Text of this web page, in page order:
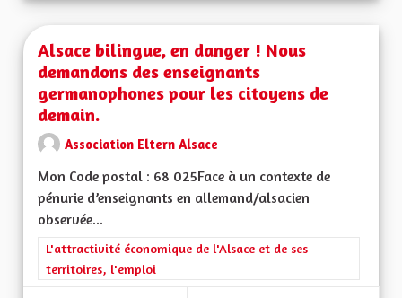
Alsace bilingue, en danger ! Nous
demandons des enseignants
germanophones pour les citoyens de
demain.
Association Eltern Alsace
Mon Code postal : 68 025Face à un contexte de
pénurie d’enseignants en allemand/alsacien
observée...
Filtrer les résultats de la catégorie : L'attractivité
L'attractivité économique de l'Alsace et de ses
territoires, l'emploi